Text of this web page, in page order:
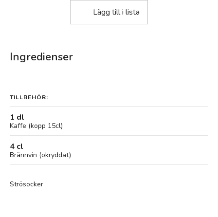
Lägg till i lista
Ingredienser
TILLBEHÖR:
1 dl
Kaffe (kopp 15cl)
4 cl
Brännvin (okryddat)
Strösocker